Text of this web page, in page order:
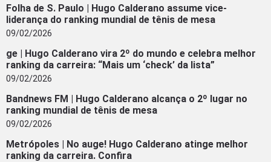
Folha de S. Paulo | Hugo Calderano assume vice-
liderança do ranking mundial de tênis de mesa
09/02/2026
ge | Hugo Calderano vira 2º do mundo e celebra melhor
ranking da carreira: “Mais um ‘check’ da lista”
09/02/2026
Bandnews FM | Hugo Calderano alcança o 2º lugar no
ranking mundial de tênis de mesa
09/02/2026
Metrópoles | No auge! Hugo Calderano atinge melhor
ranking da carreira. Confira